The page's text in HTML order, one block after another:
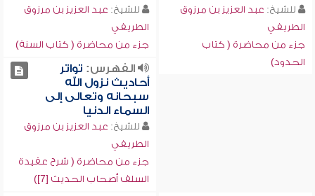
للشيخ: عبد العزيز بن مرزوق
الطريفي
جزء من محاضرة ( كتاب
الحدود)
للشيخ: عبد العزيز بن مرزوق
الطريفي
جزء من محاضرة ( كتاب السنة)
الفهرس: تواتر
أحاديث نزول الله
سبحانه وتعالى إلى
السماء الدنيا
للشيخ: عبد العزيز بن مرزوق
الطريفي
جزء من محاضرة ( شرح عقيدة
السلف أصحاب الحديث [7])